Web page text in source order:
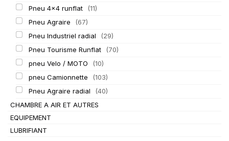
Pneu 4x4 runflat
(11)
Pneu Agraire
(67)
Pneu Industriel radial
(29)
Pneu Tourisme Runflat
(70)
pneu Velo / MOTO
(10)
pneu Camionnette
(103)
Pneu Agraire radial
(40)
CHAMBRE A AIR ET AUTRES
EQUIPEMENT
LUBRIFIANT